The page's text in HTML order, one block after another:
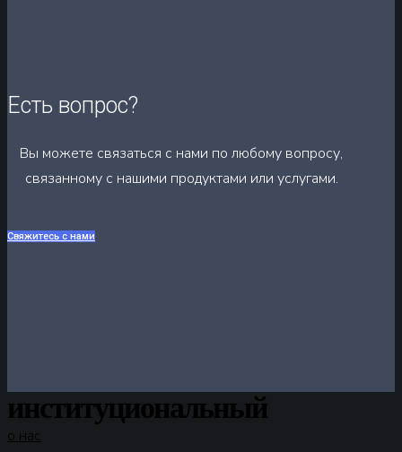
Есть вопрос?
Вы можете связаться с нами по любому вопросу,
связанному с нашими продуктами или услугами.
Свяжитесь с нами
институциональный
о нас